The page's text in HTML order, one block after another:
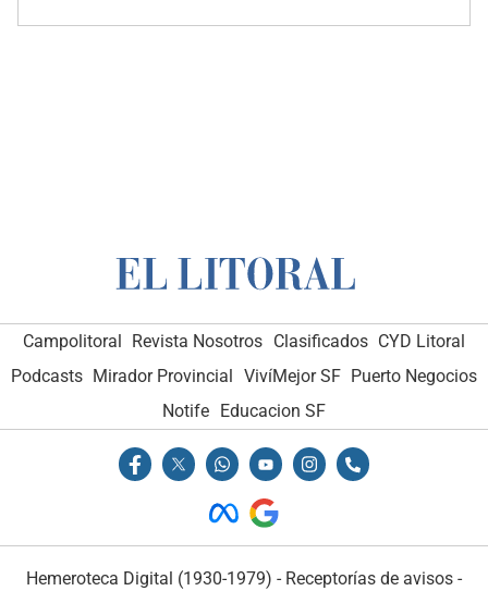
Campolitoral Revista Nosotros Clasificados CYD Litoral
Podcasts Mirador Provincial VivíMejor SF Puerto Negocios
Notife
Educacion SF
Hemeroteca Digital (1930-1979) - Receptorías de avisos -